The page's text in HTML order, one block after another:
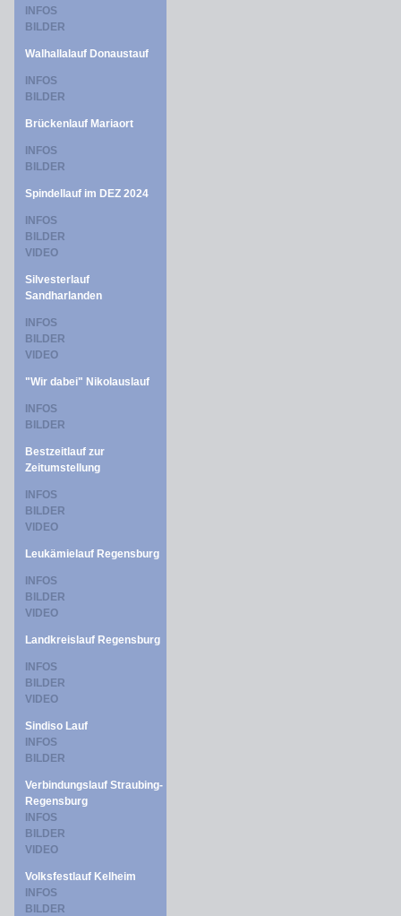
INFOS
BILDER
Walhallalauf Donaustauf
INFOS
BILDER
Brückenlauf Mariaort
INFOS
BILDER
Spindellauf im DEZ 2024
INFOS
BILDER
VIDEO
Silvesterlauf
Sandharlanden
INFOS
BILDER
VIDEO
"Wir dabei" Nikolauslauf
INFOS
BILDER
Bestzeitlauf zur
Zeitumstellung
INFOS
BILDER
VIDEO
Leukämielauf Regensburg
INFOS
BILDER
VIDEO
Landkreislauf Regensburg
INFOS
BILDER
VIDEO
Sindiso Lauf
INFOS
BILDER
Verbindungslauf Straubing-
Regensburg
INFOS
BILDER
VIDEO
Volksfestlauf Kelheim
INFOS
BILDER